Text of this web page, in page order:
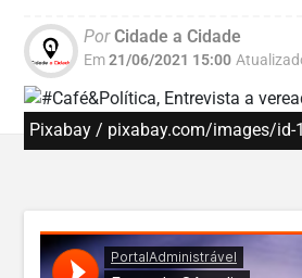
PorCidade a Cidade
Em21/06/2021 15:00
Pixabay / pixabay.com/images/id-